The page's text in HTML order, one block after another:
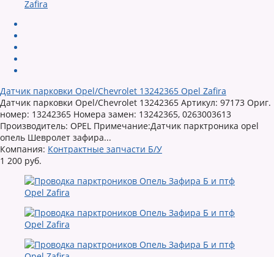
Датчик парковки Opel/Chevrolet 13242365 Opel Zafira
Датчик парковки Opel/Chevrolet 13242365 Артикул: 97173 Ориг.
номер: 13242365 Номера замен: 13242365, 0263003613
Производитель: OPEL Примечание:Датчик парктроника opel
опель Шевролет зафира...
Компания: Контрактные запчасти Б/У
1 200 руб.